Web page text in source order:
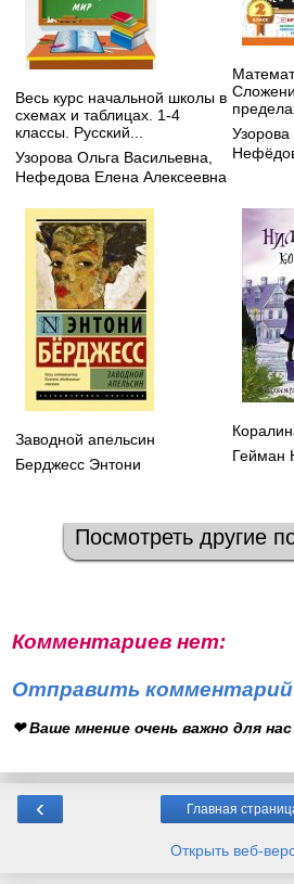
Весь курс начальной школы в
схемах и таблицах. 1-4
классы. Русский...
Узорова Ольга Васильевна
Нефедова Елена Алексеевна
Заводной апельсин
Берджесс Энтони
Гейман
Посмотреть другие
Комментариев нет:
Отправить комментарий
❤ Ваше мнение очень важно для
‹ Главная
Открыть веб-